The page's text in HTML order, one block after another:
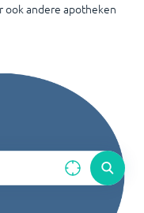
ook andere apotheken